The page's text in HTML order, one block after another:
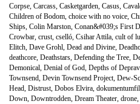
Corpse, Carcass, Casketgarden, Casus,
Children of Bodom, choice with no voice,
Ships, Colin Marston, Conan&#039;s First
Crowbar, crust, cselló, Csihar Attila, cult of
Elitch, Dave Grohl, Dead and Divine,
deathcore, Deathstars, Defending the Tree,
Demonical, Denial of God, Depths of
Townsend, Devin Townsend Project, Dew-
Head, Distrust, Dobos Elvira,
Down, Downtrodden, Dream Theater, drone,